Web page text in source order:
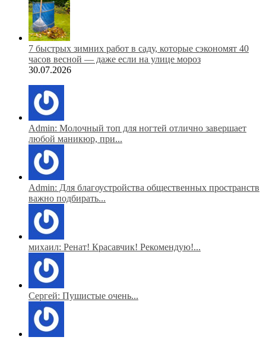
7 быстрых зимних работ в саду, которые сэкономят 40
часов весной — даже если на улице мороз
30.07.2026
Admin: Молочный топ для ногтей отлично завершает
любой маникюр, при...
Admin: Для благоустройства общественных пространств
важно подбирать...
михаил: Ренат! Красавчик! Рекомендую!...
Сергей: Пушистые очень...